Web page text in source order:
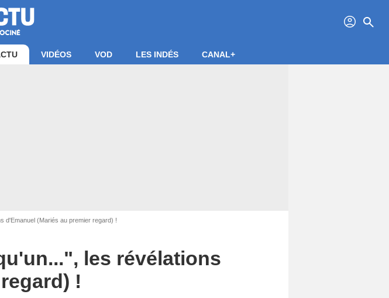
profil search
VIDÉOS VOD LES INDÉS CANAL+
d'Emanuel (Mariés au premier regard) !
les révélations
!